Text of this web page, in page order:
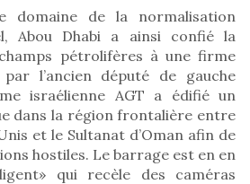
domaine de la normalisation
Abou Dhabi a ainsi confié la
pétrolifères à une firme
l’ancien député de gauche
israélienne AGT a édifié un
dans la région frontalière entre
et le Sultanat d’Oman afin de
hostiles. Le barrage est en en
qui recèle des caméras